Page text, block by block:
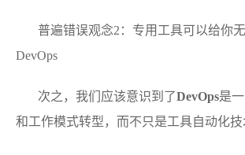
普遍错误观念2：专用工具可以给你
DevOps
次之，我们应该意识到了DevOps是
和工作模式转型，而不只是工具自动化技